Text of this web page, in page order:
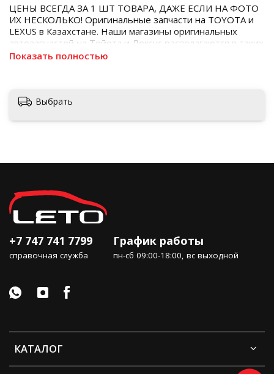
ЦЕНЫ ВСЕГДА ЗА 1 ШТ ТОВАРА, ДАЖЕ ЕСЛИ НА ФОТО
ИХ НЕСКОЛЬКО! Оригинальные запчасти на TOYOTA и
LEXUS в Казахстане. Наши магазины оригинальных
автозапчастей на Тойота и Лексус располагаются в таких
городах как Алматы, Астана, Шымкент, Кызылорда и
Показать полностью
Выбрать
КАТАЛОГ
+7 747 741 7799
справочная служба
График работы
пн-сб 09:00-18:00, вс выходной